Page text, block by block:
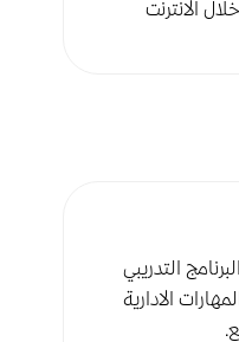
الانترنت
التدريبي
الادارية